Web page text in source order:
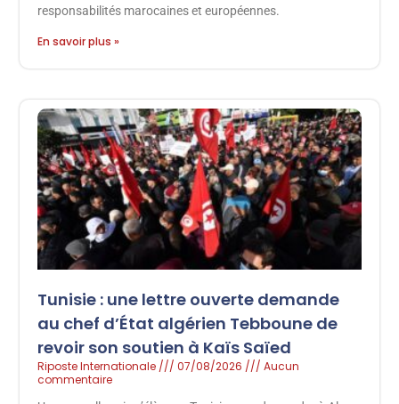
responsabilités marocaines et européennes.
En savoir plus »
Tunisie : une lettre ouverte demande
au chef d’État algérien Tebboune de
revoir son soutien à Kaïs Saïed
Riposte Internationale 07/08/2026
Aucun
commentaire